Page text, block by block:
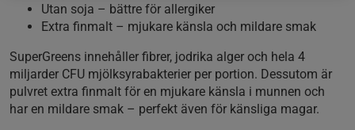
Utan soja – bättre för allergiker
Extra finmalt – mjukare känsla och mildare smak
SuperGreens innehåller fibrer, jodrika alger och hela 4
miljarder CFU mjölksyrabakterier per portion. Dessutom är
pulvret extra finmalt för en mjukare känsla i munnen och
har en mildare smak – perfekt även för känsliga magar.